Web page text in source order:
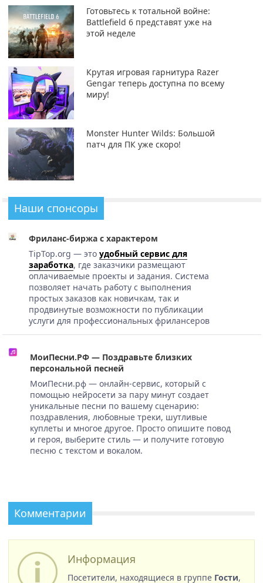
Готовьтесь к тотальной войне:
Battlefield 6 представят уже на
этой неделе
Крутая игровая гарнитура Razer
Gengar теперь доступна по всему
миру!
Monster Hunter Wilds: Большой
патч для ПК уже скоро!
Наши спонсоры
Фриланс-биржа с характером
TipTop.org — это удобный сервис для
заработка, где заказчики размещают
оплачиваемые проекты и задания. Система
позволяет начать работу с выполнения
простых заказов как новичкам, так и
продвинутые возможности по публикации
услуги для профессиональных фрилансеров
МоиПесни.РФ — Поздравьте близких
персональной песней
МоиПесни.рф — онлайн-сервис, который с
помощью нейросети за пару минут создает
уникальные песни по вашему сценарию:
поздравления, любовные треки, шутливые
куплеты и многое другое. Просто опишите повод
и героя, выберите стиль — и получите готовую
песню с текстом и вокалом.
Комментарии
Информация
Посетители, находящиеся в группе Гости,